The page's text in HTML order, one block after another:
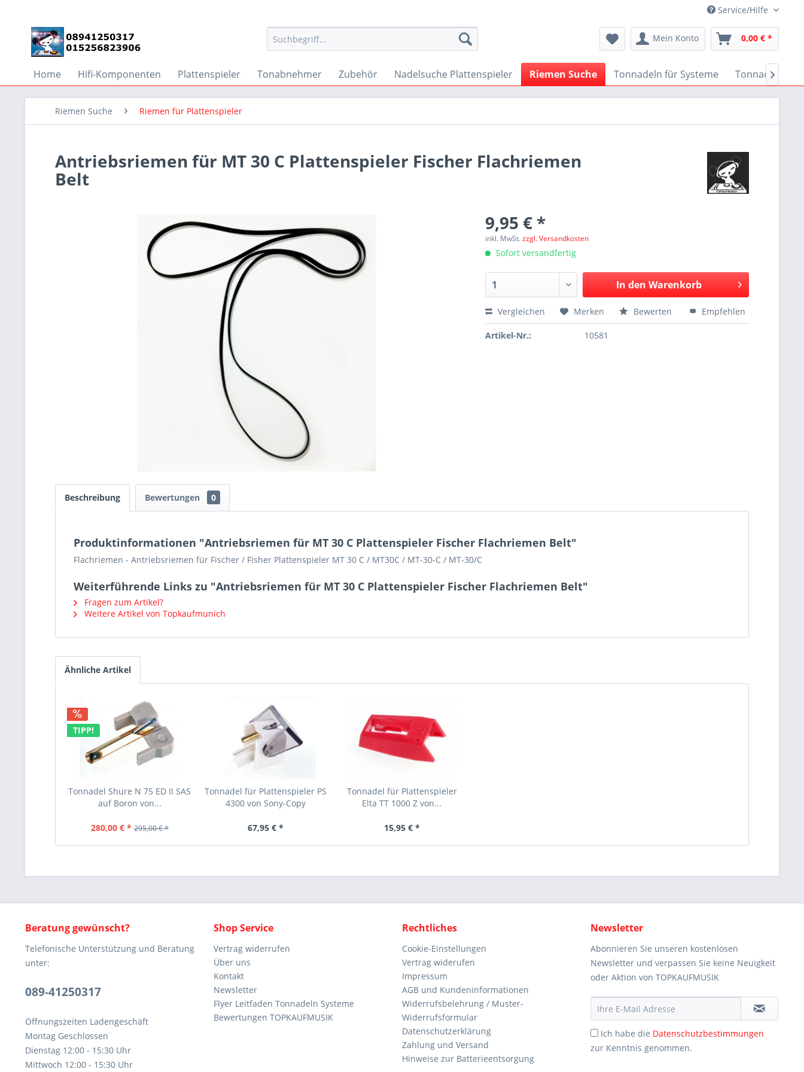
Service/Hilfe
Mein Konto 0,00 € *
Home Hifi-Komponenten Plattenspieler Tonabnehmer Zubehör Nadelsuche Plattenspieler Riemen Suche Tonnadeln für Systeme Tonnadeln

Riemen Suche Riemen für Plattenspieler
Antriebsriemen für MT 30 C Plattenspieler Fischer Flachriemen
Belt
9,95 € *
inkl. MwSt.zzgl. Versandkosten
Sofort versandfertig
In den Warenkorb
Vergleichen Merken Bewerten Empfehlen
Artikel-Nr.: 10581
Beschreibung Bewertungen 0
Produktinformationen "Antriebsriemen für MT 30 C Plattenspieler Fischer Flachriemen Belt"
Flachriemen - Antriebsriemen für Fischer / Fisher Plattenspieler MT 30 C / MT30C / MT-30-C / MT-30/C
Weiterführende Links zu "Antriebsriemen für MT 30 C Plattenspieler Fischer Flachriemen Belt"
Fragen zum Artikel?
Weitere Artikel von Topkaufmunich
Ähnliche Artikel
TIPP!
Tonnadel Shure N 75 ED II SAS
auf Boron von...
280,00 € * 295,00 € *
Tonnadel für Plattenspieler PS
4300 von Sony-Copy
67,95 € *
Tonnadel für Plattenspieler
Elta TT 1000 Z von...
15,95 € *
Beratung gewünscht?
Telefonische Unterstützung und Beratung
unter:
089-41250317
Öffnungszeiten Ladengeschäft
Montag Geschlossen
Dienstag 12:00 - 15:30 Uhr
Mittwoch 12:00 - 15:30 Uhr
Shop Service
Vertrag widerrufen
Über uns
Kontakt
Newsletter
Flyer Leitfaden Tonnadeln Systeme
Bewertungen TOPKAUFMUSIK
Rechtliches
Cookie-Einstellungen
Vertrag widerufen
Impressum
AGB und Kundeninformationen
Widerrufsbelehrung / Muster-
Widerrufsformular
Datenschutzerklärung
Zahlung und Versand
Hinweise zur Batterieentsorgung
Newsletter
Abonnieren Sie unseren kostenlosen
Newsletter und verpassen Sie keine Neuigkeit
oder Aktion von TOPKAUFMUSIK
Ich habe die Datenschutzbestimmungen
zur Kenntnis genommen.